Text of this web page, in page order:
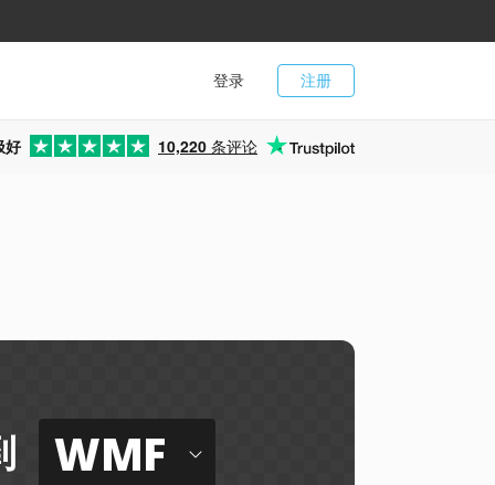
注册
登录
好 10,220 条评论
WMF